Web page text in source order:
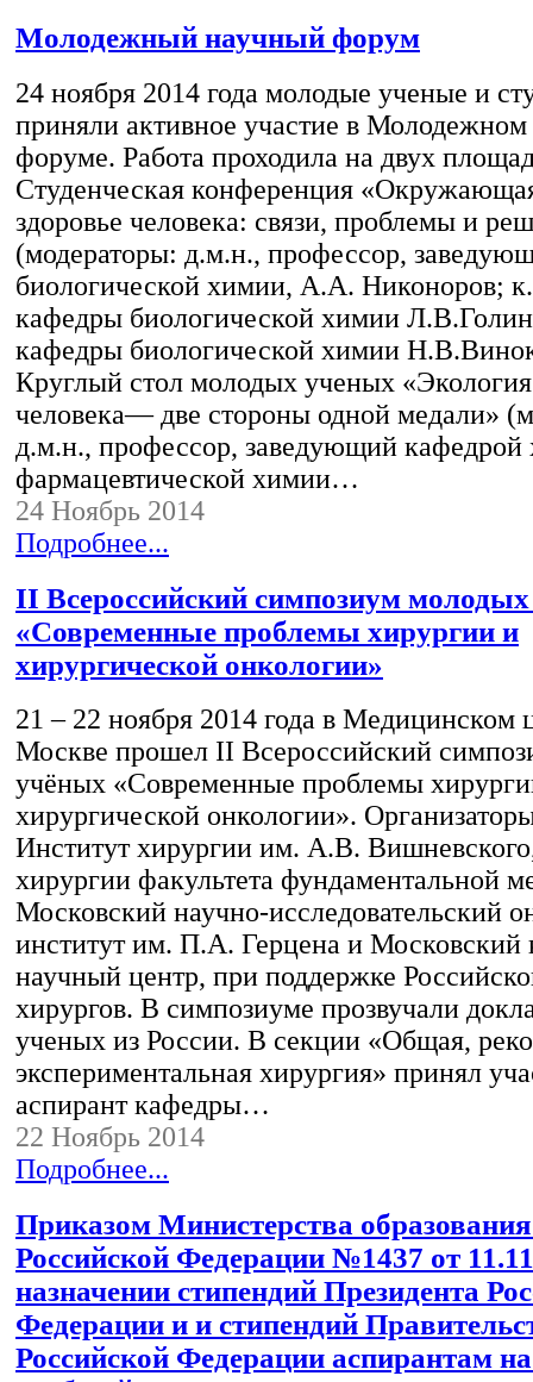
Молодежный научный форум
24 ноября 2014 года молодые ученые и
приняли активное участие в
форуме. Работа проходила на двух
Студенческая конференция
здоровье человека: связи, проблемы и
(модераторы: д.м.н., профессор,
биологической химии, А.А. Никоноров;
кафедры биологической химии
кафедры биологической химии
Круглый стол молодых ученых «Экология
человека— две стороны одной медали»
д.м.н., профессор, заведующий
фармацевтической химии…
24 Ноябрь 2014
Подробнее...
II Всероссийский симпозиум
«Современные проблемы хирургии и
хирургической онкологии»
21 – 22 ноября 2014 года в
Москве прошел II Всероссийский
учёных «Современные проблемы
хирургической онкологии».
Институт хирургии им. А.В.
хирургии факультета фундаментальной
Московский научно-исследовательский
институт им. П.А. Герцена и Московский
научный центр, при поддержке
хирургов. В симпозиуме прозвучали
ученых из России. В секции «Общая,
экспериментальная хирургия» принял
аспирант кафедры…
22 Ноябрь 2014
Подробнее...
Приказом Министерства
Российской Федерации №1437 от
назначении стипендий Президента
Федерации и и стипендий
Российской Федерации аспирантам